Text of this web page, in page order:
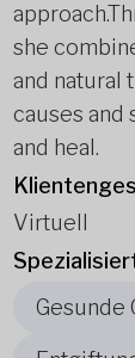
she
and natural
causes and
and heal.
Virtuell
Gesunde